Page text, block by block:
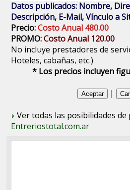
Datos publicados: Nombre,
Descripción, E-Mail, Vínculo a
Precio:Costo Anual 480.00
PROMO:Costo Anual 120.00
No incluye prestadores de
Hoteles, cabañas, etc.)
* Los precios incluyen
|
Ver todas las posibilidades
Entreriostotal.com.ar